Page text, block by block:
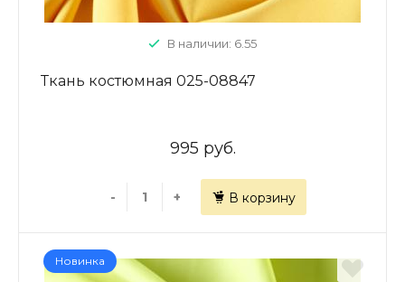
В наличии: 6.55
Ткань костюмная 025-08847
995 руб.
- + В корзину
Новинка